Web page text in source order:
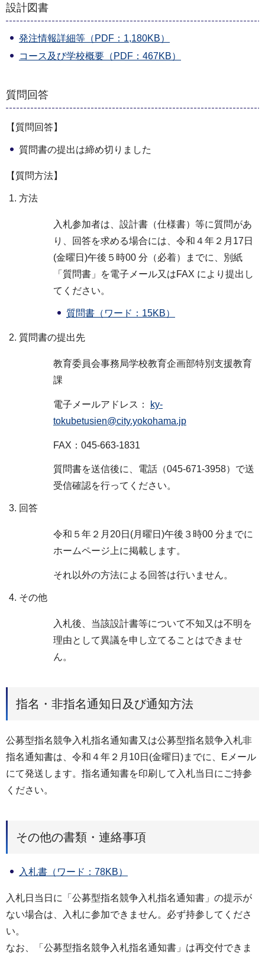
設計図書
発注情報詳細等（PDF：1,180KB）
コース及び学校概要（PDF：467KB）
質問回答
【質問回答】
質問書の提出は締め切りました
【質問方法】
方法
入札参加者は、設計書（仕様書）等に質問があ
り、回答を求める場合には、令和４年２月17日
(金曜日)午後５時00 分（必着）までに、別紙
「質問書」を電子メール又はFAX により提出し
てください。
質問書（ワード：15KB）
質問書の提出先
教育委員会事務局学校教育企画部特別支援教育
課
電子メールアドレス：
ky-
tokubetusien@city.yokohama.jp
FAX：045-663-1831
質問書を送信後に、電話（045-671-3958）で送
受信確認を行ってください。
回答
令和５年２月20日(月曜日)午後３時00 分までに
ホームページ上に掲載します。
それ以外の方法による回答は行いません。
その他
入札後、当該設計書等について不知又は不明を
理由として異議を申し立てることはできませ
ん。
指名・非指名通知日及び通知方法
公募型指名競争入札指名通知書又は公募型指名競争入札非
指名通知書は、令和４年２月10日(金曜日)までに、Eメール
にて発送します。指名通知書を印刷して入札当日にご持参
ください。
その他の書類・連絡事項
入札書（ワード：78KB）
入札日当日に「公募型指名競争入札指名通知書」の提示が
ない場合は、入札に参加できません。必ず持参してくださ
い。
なお、「公募型指名競争入札指名通知書」は再交付できま